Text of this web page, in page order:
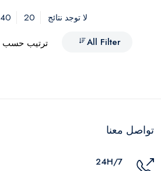
لا توجد نتائج 20
40
All Filter
ترتيب حسب
تواصل معنا
24H/7